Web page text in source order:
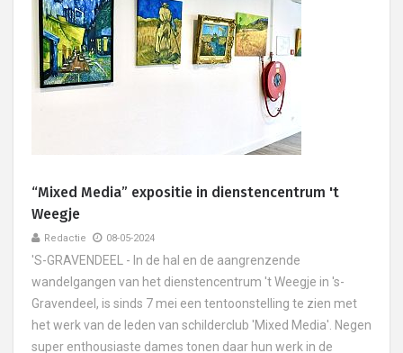
“Mixed Media” expositie in dienstencentrum 't
Weegje
Redactie 08-05-2024
'S-GRAVENDEEL - In de hal en de aangrenzende
wandelgangen van het dienstencentrum 't Weegje in 's-
Gravendeel, is sinds 7 mei een tentoonstelling te zien met
het werk van de leden van schilderclub 'Mixed Media'. Negen
super enthousiaste dames tonen daar hun werk in de